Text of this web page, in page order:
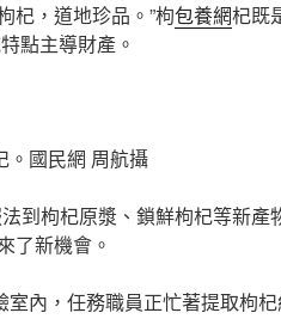
杞，道地珍品。”枸包養網杞既
點主導財產。
。國民網 周航攝
到枸杞原漿、鎖鮮枸杞等新
了新機會。
內，任務職員正忙著提取枸